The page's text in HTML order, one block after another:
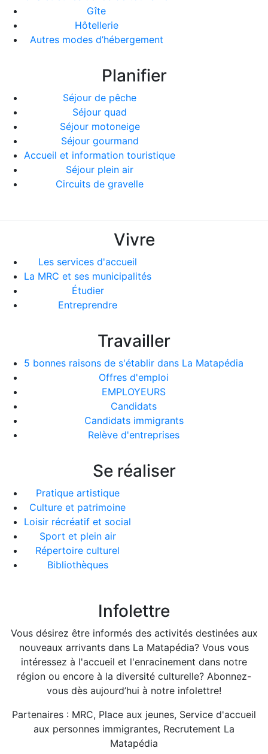
Gîte
Hôtellerie
Autres modes d’hébergement
Planifier
Séjour de pêche
Séjour quad
Séjour motoneige
Séjour gourmand
Accueil et information touristique
Séjour plein air
Circuits de gravelle
Vivre
Les services d'accueil
La MRC et ses municipalités
Étudier
Entreprendre
Travailler
5 bonnes raisons de s'établir dans La Matapédia
Offres d'emploi
EMPLOYEURS
Candidats
Candidats immigrants
Relève d'entreprises
Se réaliser
Pratique artistique
Culture et patrimoine
Loisir récréatif et social
Sport et plein air
Répertoire culturel
Bibliothèques
Infolettre
Vous désirez être informés des activités destinées aux
nouveaux arrivants dans La Matapédia? Vous vous
intéressez à l'accueil et l'enracinement dans notre
région ou encore à la diversité culturelle? Abonnez-
vous dès aujourd’hui à notre infolettre!
Partenaires : MRC, Place aux jeunes, Service d'accueil
aux personnes immigrantes, Recrutement La
Matapédia